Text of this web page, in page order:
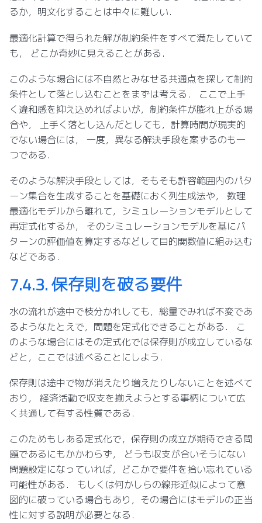
るか，明文化することは中々に難しい．
最適化計算で得られた解が制約条件をすべて満たしていて
も， どこか奇妙に見えることがある．
このような場合には不自然とみなせる共通点を探して制約
条件として落とし込むことをまずは考える． ここで上手
く違和感を抑え込めればよいが，制約条件が膨れ上がる場
合や， 上手く落とし込んだとしても，計算時間が現実的
でない場合には， 一度，異なる解決手段を案ずるのも一
つである．
そのような解決手段としては，そもそも許容範囲内のパタ
ーン集合を生成することを基礎におく列生成法や， 数理
最適化モデルから離れて，シミュレーションモデルとして
再定式化するか， そのシミュレーションモデルを基にパ
ターンの評価値を算定するなどして目的関数値に組み込む
などである．
7.4.3.保存則を破る要件
水の流れが途中で枝分かれしても，総量でみれば不変であ
るようなたとえで，問題を定式化できることがある． こ
のような場合にはその定式化では保存則が成立しているな
どと，ここでは述べることにしよう．
保存則は途中で物が消えたり増えたりしないことを述べて
おり， 経済活動で収支を揃えようとする事柄について広
く共通して有する性質である．
このためもしある定式化で，保存則の成立が期待できる問
題であるにもかかわらず， どうも収支が合いそうにない
問題設定になっていれば，どこかで要件を拾い忘れている
可能性がある． もしくは何かしらの線形近似によって意
図的に破っている場合もあり，その場合にはモデルの正当
性に対する説明が必要となる．